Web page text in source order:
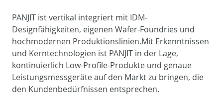
PANJIT ist vertikal integriert mit IDM-
Designfähigkeiten, eigenen Wafer-Foundries und
hochmodernen Produktionslinien.Mit Erkenntnissen
und Kerntechnologien ist PANJIT in der Lage,
kontinuierlich Low-Profile-Produkte und genaue
Leistungsmessgeräte auf den Markt zu bringen, die
den Kundenbedürfnissen entsprechen.